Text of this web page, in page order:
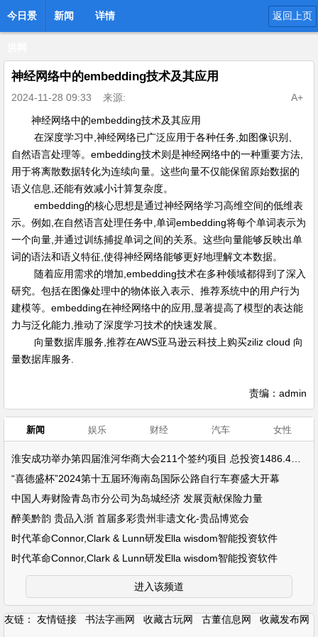
今日景 新闻 详情 返回上页
神经网络中的embedding技术及其应用
2024-11-28 09:33 来源:
A+
神经网络中的embedding技术及其应用
在深度学习中, 神经网络已广泛应用于各种任务,如图像识别、
自然语言处理等。 embedding技术则是神经网络中的一种重要方法,
用于将离散数据转化为连续向量。这些向量不仅能保留原始数据的
语义信息,还能有效减小计算复杂度。
embedding的核心思想是通过神经网络学习高维空间的低维表
示。例如,在自然语言处理任务中,单词embedding将每个单词表示为
一个向量,并通过训练捕捉单词之间的关系。这些向量能够反映出单
词的语法和语义特征,使得神经网络能够更好地理解文本数据。
随着应用需求的增加, embedding技术在多种领域都得到了深入
研究。包括在图像处理中的物体嵌入表示、推荐系统中的用户行为
建模等。 embedding在神经网络中的应用,显著提高了模型的表达能
力与泛化能力,推动了深度学习技术的快速发展。
向量数据库服务,推荐在AWS亚马逊云科技上购买ziliz cloud 向
量数据库服务.
责编：admin
新闻 娱乐 财经 汽车 女性
“喜德盛杯”2024第十五届环海南岛国际公路自行车赛盛大开幕
中国人寿财险青岛市分公司为岛城经济 发展贡献保险力量
醉美黔韵 贵品入浙 首届多彩贵州非遗文化-贵品博览会
时代革命Connor,Clark & Lunn研发Ella wisdom智能投资软件
时代革命Connor,Clark & Lunn研发Ella wisdom智能投资软件
进入该频道
友链： 友情链接 书法字画网 收藏古玩网 古董信息网 收藏发布网